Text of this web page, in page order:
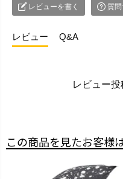
レビューを書く 質問
レビュー Q&A
レビュー投
この商品を見たお客様